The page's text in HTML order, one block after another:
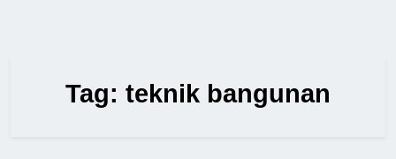
Tag: teknik bangunan